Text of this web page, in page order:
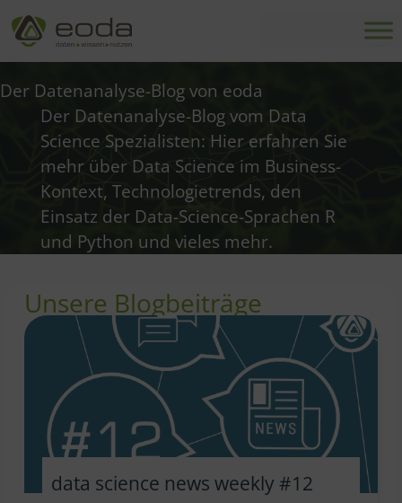
Zum
Inhalt
springen
Der Datenanalyse-Blog von eoda
Der Datenanalyse-Blog vom Data
Science Spezialisten: Hier erfahren Sie
mehr über Data Science im Business-
Kontext, Technologietrends, den
Einsatz der Data-Science-Sprachen R
und Python und vieles mehr.
Unsere Blogbeiträge
data science news weekly #12